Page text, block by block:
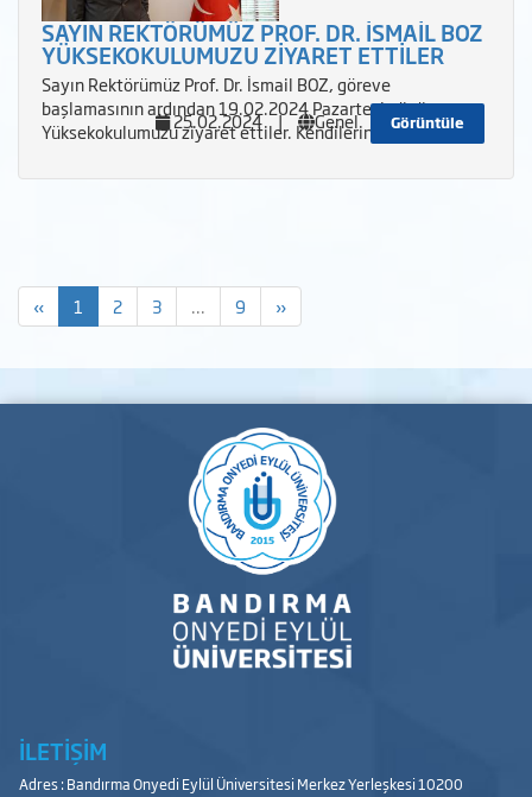
SAYIN REKTÖRÜMÜZ PROF. DR. İSMAİL BOZ
YÜKSEKOKULUMUZU ZİYARET ETTİLER
Sayın Rektörümüz Prof. Dr. İsmail BOZ, göreve
başlamasının ardından 19.02.2024 Pazartesi günü
Yüksekokulumuzu ziyaret ettiler. Kendilerine YüGörüntüle
25.02.2024 | Genel
« 1 2 3 ... 9 »
İLETİŞİM
Adres : Bandırma Onyedi Eylül Üniversitesi Merkez Yerleşkesi 10200